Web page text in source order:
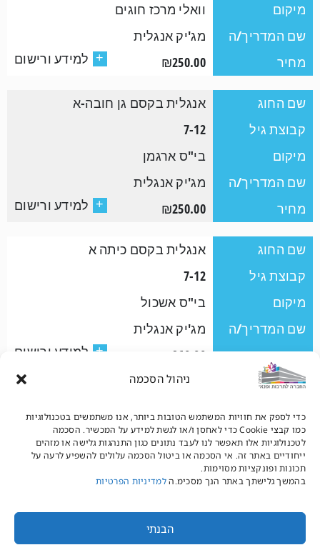
ניהול הסכמה
כדי לספק את חוויות המשתמש הטובות ביותר, אנו משתמשים בטכנולוגיות
כמו קבצי Cookie כדי לאחסן ו/או לגשת למידע על המכשיר. הסכמה
לטכנולוגיות אלו תאפשר לנו לעבד נתונים כגון התנהגות גלישה או מזהים
ייחודיים באתר זה. אי הסכמה או ביטול הסכמה עלולים להשפיע לרעה על
תכונות ופונקציות מסוימות.
בהמשך גלישתך באתר הנך מסכימ.הלמדיניות הפרטיות
הבנתי
+ למידע ורישום ₪250.00 מחיר
מג'יק אנגלית שם המדריך/ה
וואלי מרכז חוגים מיקום
+ למידע ורישום ₪250.00 מחיר
מג'יק אנגלית שם המדריך/ה
בי"ס ארגמן מיקום
7-12 קבוצת גיל
אנגלית בקסם גן חובה-א שם החוג
+ למידע ורישום ₪260.00 מחיר
מג'יק אנגלית שם המדריך/ה
בי"ס אשכול מיקום
7-12 קבוצת גיל
אנגלית בקסם כיתה א שם החוג
מג'יק אנגלית שם המדריך/ה
בי"ס סביונים מיקום
7-12 קבוצת גיל
1 2 3 4 5